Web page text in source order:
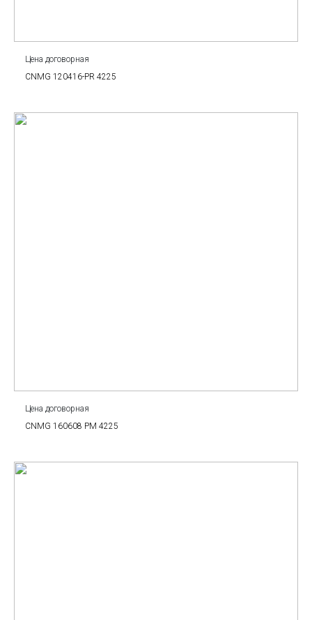
Цена договорная
CNMG 120416-PR 4225
Цена договорная
CNMG 160608 PM 4225